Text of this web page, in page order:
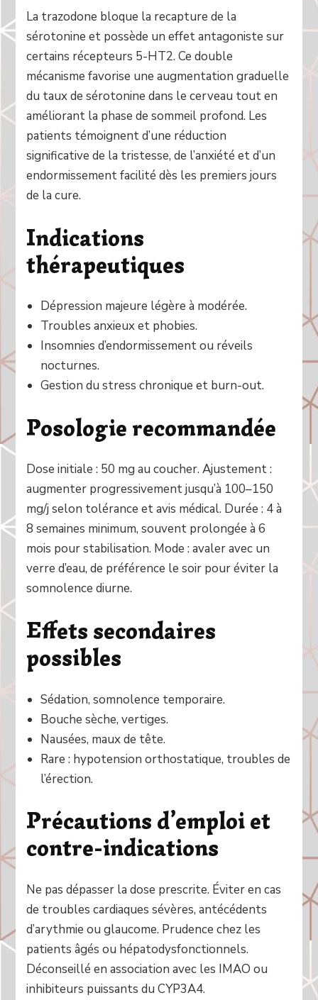
La trazodone bloque la recapture de la
sérotonine et possède un effet antagoniste sur
certains récepteurs 5-HT2. Ce double
mécanisme favorise une augmentation graduelle
du taux de sérotonine dans le cerveau tout en
améliorant la phase de sommeil profond. Les
patients témoignent d’une réduction
significative de la tristesse, de l’anxiété et d’un
endormissement facilité dès les premiers jours
de la cure.
Indications
thérapeutiques
Dépression majeure légère à modérée.
Troubles anxieux et phobies.
Insomnies d’endormissement ou réveils
nocturnes.
Gestion du stress chronique et burn-out.
Posologie recommandée
Dose initiale : 50 mg au coucher. Ajustement :
augmenter progressivement jusqu’à 100–150
mg/j selon tolérance et avis médical. Durée : 4 à
8 semaines minimum, souvent prolongée à 6
mois pour stabilisation. Mode : avaler avec un
verre d’eau, de préférence le soir pour éviter la
somnolence diurne.
Effets secondaires
possibles
Sédation, somnolence temporaire.
Bouche sèche, vertiges.
Nausées, maux de tête.
Rare : hypotension orthostatique, troubles de
l’érection.
Précautions d’emploi et
contre-indications
Ne pas dépasser la dose prescrite. Éviter en cas
de troubles cardiaques sévères, antécédents
d’arythmie ou glaucome. Prudence chez les
patients âgés ou hépatodysfonctionnels.
Déconseillé en association avec les IMAO ou
inhibiteurs puissants du CYP3A4.